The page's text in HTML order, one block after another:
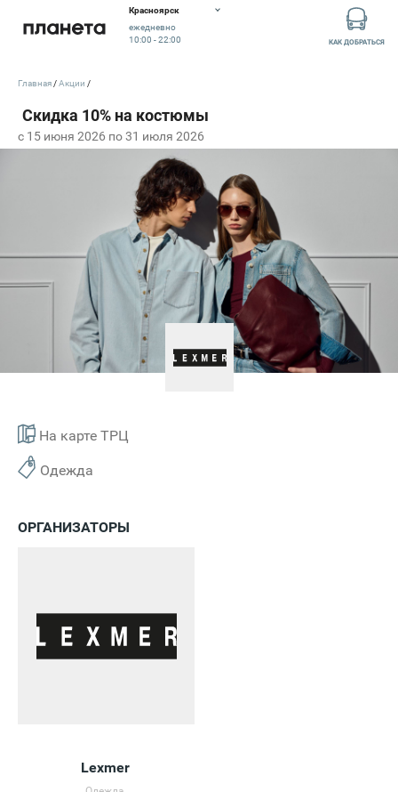
Красноярск
ежедневно
10:00 - 22:00
КАК ДОБРАТЬСЯ
c 15 июня 2026 по 31 июля 2026
На карте ТРЦ
Одежда
Главная Акции
ОРГАНИЗАТОРЫ
Lexmer